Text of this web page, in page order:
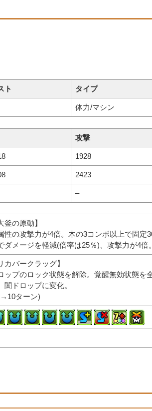
ト タイプ
体力/マシン
攻撃
1928
2423
–
釜の原動】
性の攻撃力が4倍。木の3コンボ以上で固定
ダメージを軽減(倍率は25％)、攻撃力が4倍。
カバークラッグ】
ップのロック状態を解除。覚醒無効状態を
闇ドロップに変化。
ターン)